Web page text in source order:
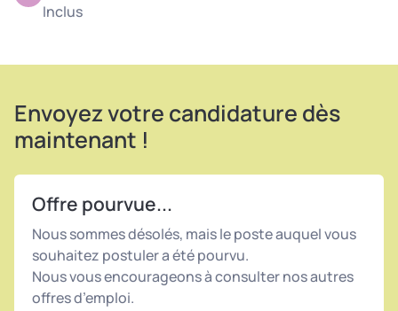
Inclus
Envoyez votre candidature dès
maintenant !
Offre pourvue...
Nous sommes désolés, mais le poste auquel vous
souhaitez postuler a été pourvu.
Nous vous encourageons à consulter nos autres
offres d’emploi.